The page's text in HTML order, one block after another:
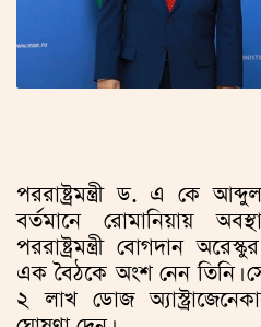
পররাষ্ট্রমন্ত্রী ড. এ কে
বর্তমানে রোমানিয়ায়
পররাষ্ট্রমন্ত্রী বোগদান
এক বৈঠকে অংশ নেন তিনি।
২ লাখ ডোজ